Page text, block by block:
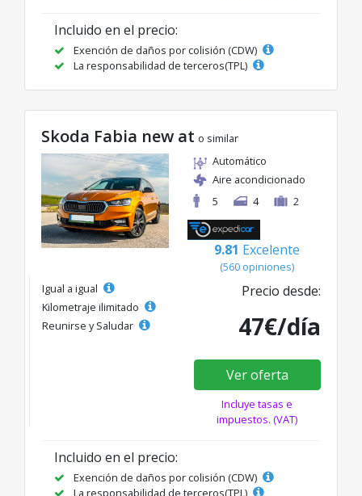
Incluido en el precio:
Exención de daños por colisión (CDW)
La responsabilidad de terceros(TPL)
Skoda Fabia new at o similar
Automático
Aire acondicionado
5
4 2
9.81 Excelente
(560 opiniones)
Igual a igual
Kilometraje ilimitado
Reunirse y Saludar
Precio desde:
47€/día
Ver oferta
Incluye tasas e
impuestos. (VAT)
Incluido en el precio:
Exención de daños por colisión (CDW)
La responsabilidad de terceros(TPL)